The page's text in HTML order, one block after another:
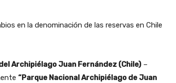
en la denominación de las reservas en Chile
Archipiélago Juan Fernández (Chile)–
“Parque Nacional Archipiélago de Juan